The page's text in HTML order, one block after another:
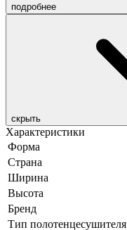
подробнее
скрыть
Характеристики
Форма
Страна
Ширина
Высота
Бренд
Тип полотенцесушителя